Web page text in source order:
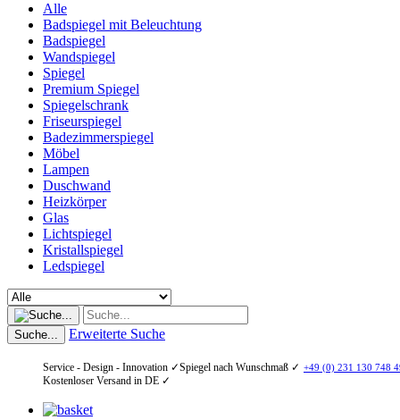
Alle
Badspiegel mit Beleuchtung
Badspiegel
Wandspiegel
Spiegel
Premium Spiegel
Spiegelschrank
Friseurspiegel
Badezimmerspiegel
Möbel
Lampen
Duschwand
Heizkörper
Glas
Lichtspiegel
Kristallspiegel
Ledspiegel
Suche... Erweiterte Suche
Service - Design - Innovation ✓Spiegel nach Wunschmaß ✓ +49 (0) 231 130 748
Kostenloser Versand in DE ✓